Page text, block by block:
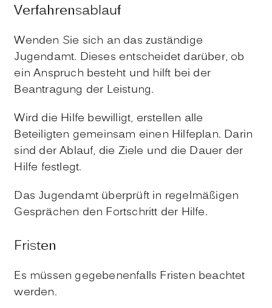
Verfahrensablauf
Wenden Sie sich an das zuständige
Jugendamt. Dieses entscheidet darüber, ob
ein Anspruch besteht und hilft bei der
Beantragung der Leistung.
Wird die Hilfe bewilligt, erstellen alle
Beteiligten gemeinsam einen Hilfeplan. Darin
sind der Ablauf, die Ziele und die Dauer der
Hilfe festlegt.
Das Jugendamt überprüft in regelmäßigen
Gesprächen den Fortschritt der Hilfe.
Fristen
Es müssen gegebenenfalls Fristen beachtet
werden.